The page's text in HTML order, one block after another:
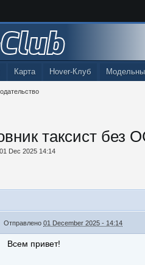
Карта Hover-Клуб
таксист без
01 Dec 2025 14:14
Отправлено 01 December 2025 - 14:14
Всем привет!